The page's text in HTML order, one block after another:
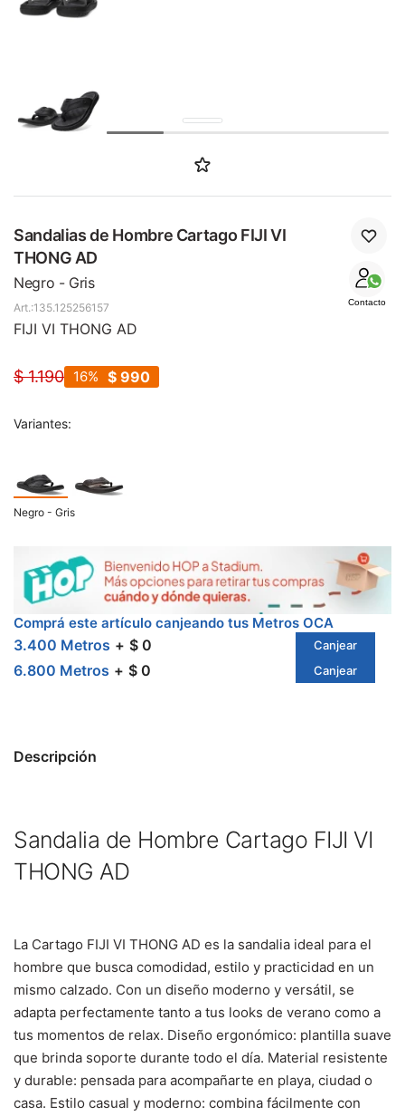
Sandalias de Hombre Cartago FIJI VI
THONG AD
Negro - Gris
Contacto
135.125256157
FIJI VI THONG AD
$ 1.190 $ 990
16
Variantes:
Negro - Gris
Comprá este artículo canjeando tus Metros OCA
3.400 Metros $ 0 Canjear
6.800 Metros $ 0 Canjear
Descripción
Sandalia de Hombre Cartago FIJI VI
THONG AD
La Cartago FIJI VI THONG AD es la sandalia ideal para el
hombre que busca comodidad, estilo y practicidad en un
mismo calzado. Con un diseño moderno y versátil, se
adapta perfectamente tanto a tus looks de verano como a
tus momentos de relax. Diseño ergonómico: plantilla suave
que brinda soporte durante todo el día. Material resistente
y durable: pensada para acompañarte en playa, ciudad o
casa. Estilo casual y moderno: combina fácilmente con